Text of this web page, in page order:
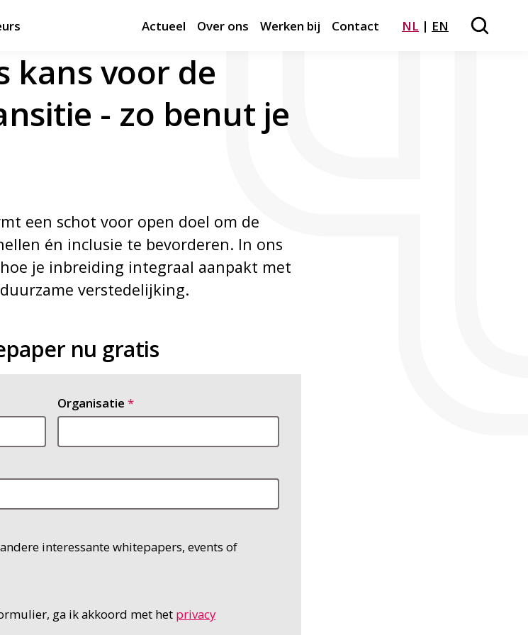
Zoeken
Actueel Over ons Werken bij Contact NL EN
kans voor de
- zo benut je
een schot voor open doel om de
én inclusie te bevorderen. In ons
je inbreiding integraal aanpakt met
verstedelijking.
nu gratis
Organisatie
interessante whitepapers, events of
ga ik akkoord met het privacy